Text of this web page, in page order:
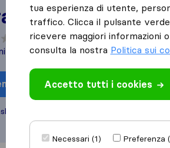
basato su0
di Sirelo e Google
i
Scrivi una recensione
con altre
tua esperienza di utente,
traffico. Clicca il pulsante
ricevere maggiori informazioni
consulta la nostra Politica sui
Accetto tutti i cookies
Necessari (1) Preferenza